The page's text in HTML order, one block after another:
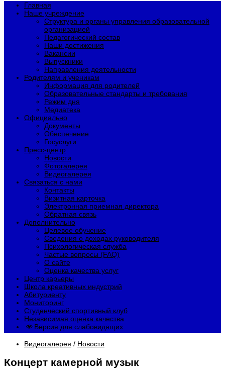
Главная
Наше учреждение
Структура и органы управления образовательной
организацией
Педагогический состав
Наши достижения
Вакансии
Выпускники
Направления деятельности
Родителям и ученикам
Информация для родителей
Образовательные стандарты и требования
Режим дня
Медиатека
Официально
Документы
Обеспечение
Госуслуги
Пресс-центр
Новости
Фотогалерея
Видеогалерея
Связаться с нами
Контакты
Визитная карточка
Электронная приемная директора
Обратная связь
Дополнительно
Целевое обучение
Сведения о доходах руководителя
Психологическая служба
Частые вопросы (FAQ)
О сайте
Оценка качества услуг
Центр карьеры
Школа креативных индустрий
Абитуриенту
Мониторинг
Студенческий спортивный клуб
Независимая оценка качества
Версия для слабовидящих
Видеогалерея / Новости
Концерт камерной музык